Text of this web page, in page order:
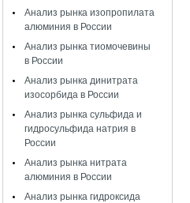
Анализ рынка изопропилата
алюминия в России
Анализ рынка тиомочевины
в России
Анализ рынка динитрата
изосорбида в России
Анализ рынка сульфида и
гидросульфида натрия в
России
Анализ рынка нитрата
алюминия в России
Анализ рынка гидроксида